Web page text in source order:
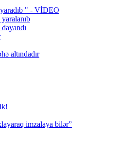
" - VİDEO
altındadır
imzalaya bilər”